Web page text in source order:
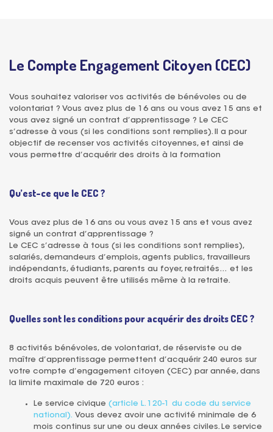
Le Compte Engagement Citoyen (CEC)
Vous souhaitez valoriser vos activités de bénévoles ou de
volontariat ? Vous avez plus de 16 ans ou vous avez 15 ans et
vous avez signé un contrat d’apprentissage ? Le CEC
s’adresse à vous (si les conditions sont remplies). Il a pour
objectif de recenser vos activités citoyennes, et ainsi de
vous permettre d’acquérir des droits à la formation
Qu’est-ce que le CEC ?
Vous avez plus de 16 ans ou vous avez 15 ans et vous avez
signé un contrat d’apprentissage ?
Le CEC s’adresse à tous (si les conditions sont remplies),
salariés, demandeurs d’emplois, agents publics, travailleurs
indépendants, étudiants, parents au foyer, retraités… et les
droits acquis peuvent être utilisés même à la retraite.
Quelles sont les conditions pour acquérir des droits CEC ?
8 activités bénévoles, de volontariat, de réserviste ou de
maître d’apprentissage permettent d’acquérir 240 euros sur
votre compte d’engagement citoyen (CEC) par année, dans
la limite maximale de 720 euros :
Le service civique (article L. 120-1 du code du service
national). Vous devez avoir une activité minimale de 6
mois continus sur une ou deux années civiles. Le service